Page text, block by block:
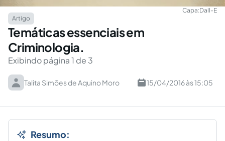
Capa:Dall-E
Artigo
Temáticas essenciais em
Criminologia.
Exibindo página 1 de 3
Talita Simões de Aquino Moro 15/04/2016 às 15:05
Resumo: